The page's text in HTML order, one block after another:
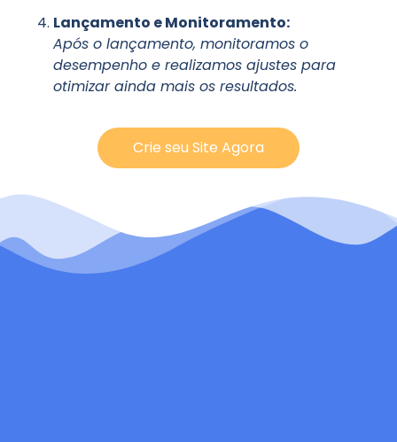
Lançamento e Monitoramento:
Após o lançamento, monitoramos o
desempenho e realizamos ajustes para
otimizar ainda mais os resultados.
Crie seu Site Agora